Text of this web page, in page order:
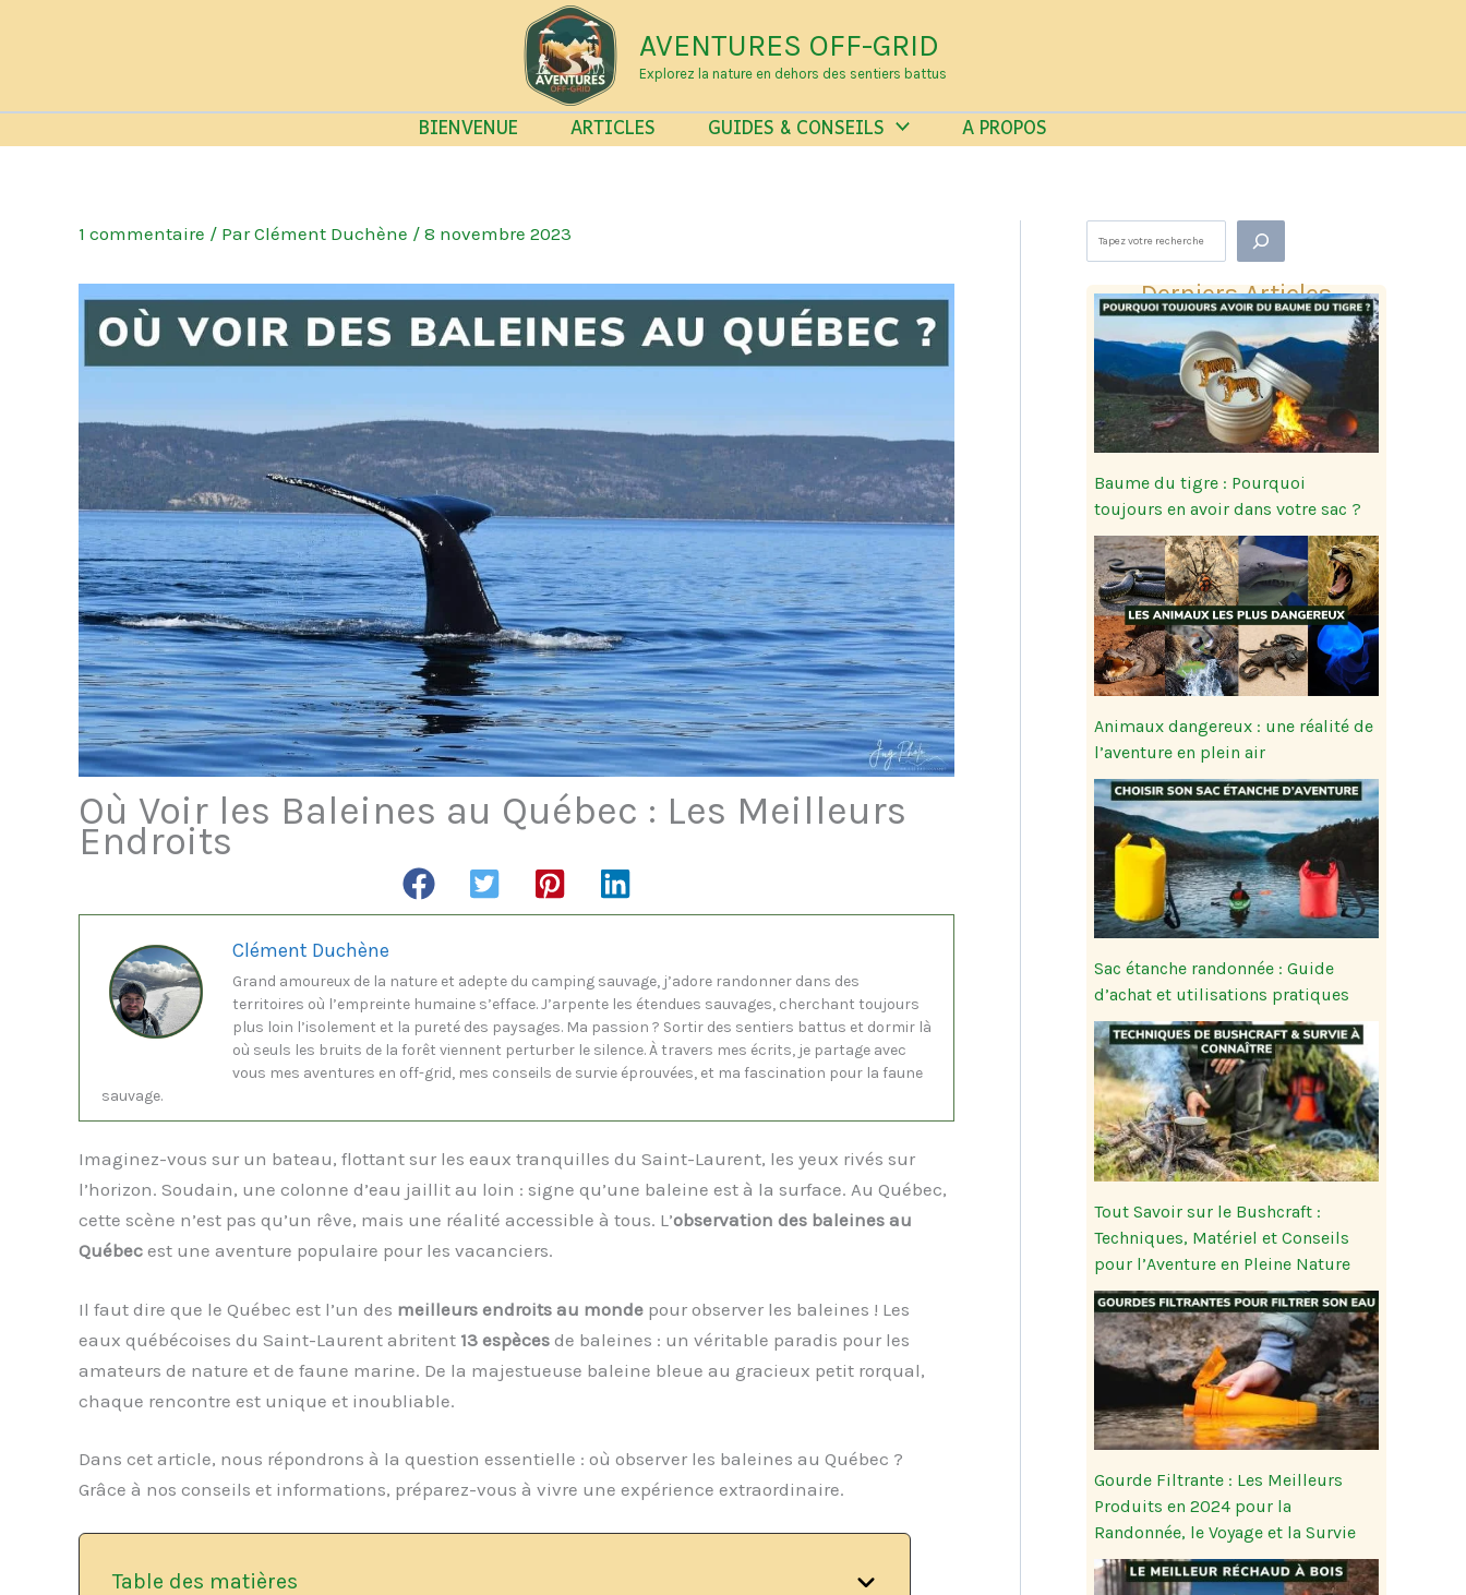
AVENTURES OFF-GRID
Explorez la nature en dehors des sentiers battus
BIENVENUE ARTICLES GUIDES & CONSEILS A PROPOS
1 commentaire / ParClément Duchène / 8 novembre 2023
Où Voir les Baleines au Québec : Les Meilleurs
Endroits
Clément Duchène
Grand amoureux de la nature et adepte du camping sauvage, j’adore randonner dans des
territoires où l’empreinte humaine s’efface. J’arpente les étendues sauvages, cherchant toujours
plus loin l’isolement et la pureté des paysages. Ma passion ? Sortir des sentiers battus et dormir là
où seuls les bruits de la forêt viennent perturber le silence. À travers mes écrits, je partage avec
vous mes aventures en off-grid, mes conseils de survie éprouvées, et ma fascination pour la faune
sauvage.
Imaginez-vous sur un bateau, flottant sur les eaux tranquilles du Saint-Laurent, les yeux rivés sur
l’horizon. Soudain, une colonne d’eau jaillit au loin : signe qu’une baleine est à la surface. Au Québec,
cette scène n’est pas qu’un rêve, mais une réalité accessible à tous. L’observation des baleines au
Québec est une aventure populaire pour les vacanciers.
Il faut dire que le Québec est l’un des meilleurs endroits au monde pour observer les baleines ! Les
eaux québécoises du Saint-Laurent abritent 13 espèces de baleines : un véritable paradis pour les
amateurs de nature et de faune marine. De la majestueuse baleine bleue au gracieux petit rorqual,
chaque rencontre est unique et inoubliable.
Dans cet article, nous répondrons à la question essentielle : où observer les baleines au Québec ?
Grâce à nos conseils et informations, préparez-vous à vivre une expérience extraordinaire.
Table des matières
Derniers Articles
Baume du tigre : Pourquoi
toujours en avoir dans votre sac ?
Animaux dangereux : une réalité de
l’aventure en plein air
Sac étanche randonnée : Guide
d’achat et utilisations pratiques
Tout Savoir sur le Bushcraft :
Techniques, Matériel et Conseils
pour l’Aventure en Pleine Nature
Gourde Filtrante : Les Meilleurs
Produits en 2024 pour la
Randonnée, le Voyage et la Survie